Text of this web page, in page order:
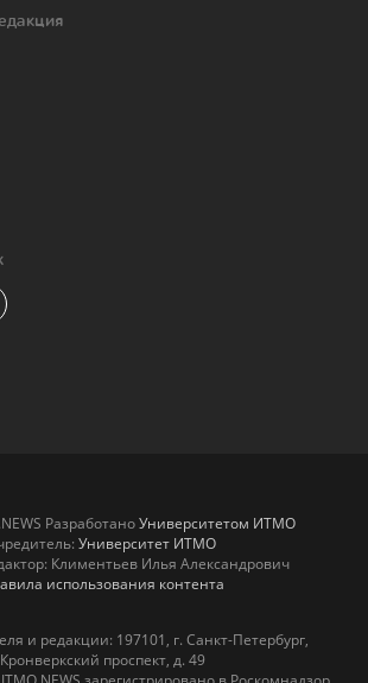
РазработаноУниверситетом ИТМО
Университет ИТМО
Климентьев Илья Александрович
использования контента
и редакции: 197101, г. Санкт-Петербург,
Кронверкский проспект, д. 49